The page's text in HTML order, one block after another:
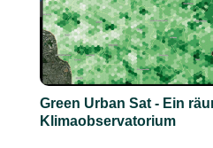
Green Urban Sat - Ein
Klimaobservatorium